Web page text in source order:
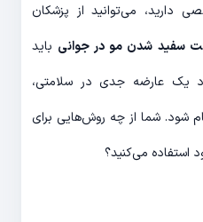
دارید، می‌توانید از پزشکان
سفید شدن مو در جوانی باید
یک عارضه جدی در سلامتی،
شود. شما از چه روش‌هایی برای
استفاده می‌کنید؟